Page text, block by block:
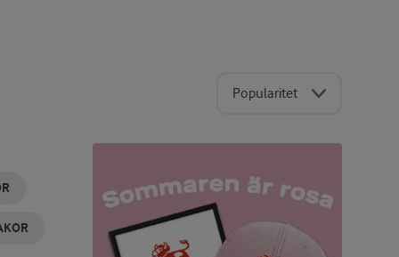
Popularitet